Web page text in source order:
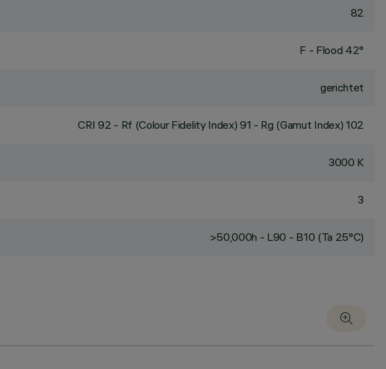
82
F - Flood 42°
gerichtet
CRI92 - Rf (Colour Fidelity Index) 91 - Rg (Gamut Index) 102
3000 K
3
>50,000h - L90 - B10 (Ta 25°C)